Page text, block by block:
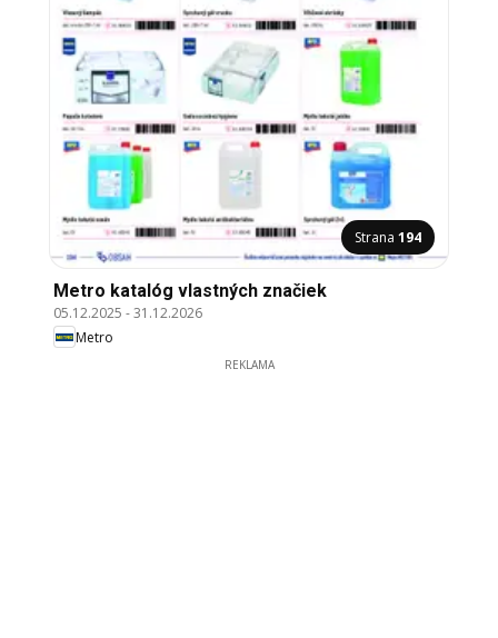
Strana 194
Metro katalóg vlastných značiek
05.12.2025 -31.12.2026
Metro
REKLAMA